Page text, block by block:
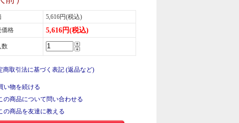
5,616円(税込)
価格
5,616円(税込)
数
商取引法に基づく表記 (返品など)
い物を続ける
の商品について問い合わせる
の商品を友達に教える